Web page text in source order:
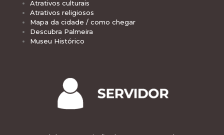
Atrativos culturais
Atrativos religiosos
Mapa da cidade / como chegar
Descubra Palmeira
Museu Histórico